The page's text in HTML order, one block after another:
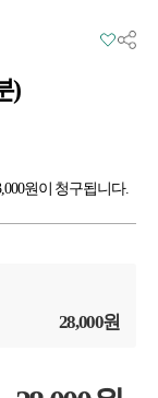
)
원이 청구됩니다.
28,000원